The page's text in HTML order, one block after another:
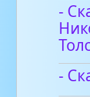
-
-